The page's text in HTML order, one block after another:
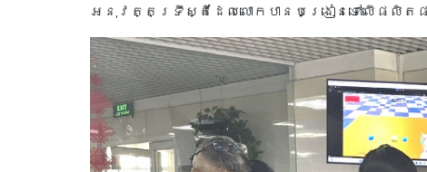
អនុវត្តទ្រឹស្តីដែលលោកបានបង្រៀនទៅលើផលិត